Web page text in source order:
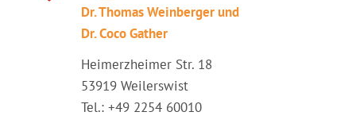
Dr. Thomas Weinberger und
Dr. Coco Gather
Heimerzheimer Str. 18
53919 Weilerswist
Tel.: +49 2254 60010